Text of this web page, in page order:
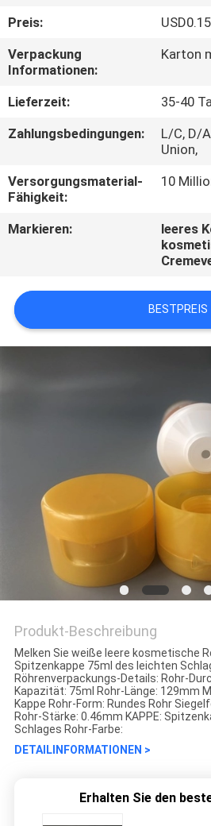
TRETEN
SIE
MIT
UNS
IN
VERBINDUNG
FORDERN
SIE
COMPANY
Preis:
Verpackung
Informationen:
Karton
Lieferzeit:
35-40
Zahlungsbedingungen:
L/C, D/
Union,
Versorgungsmaterial-
Fähigkeit:
10
Markieren: leeres
BESTPREIS
Produkt-Beschreibung
Melken Sie weiße leere kosmetische
Spitzenkappe 75ml des leichten
Röhrenverpackungs-Details: Rohr-
Kapazität: 75ml Rohr-Länge: 129mm
Kappe Rohr-Form: Rundes Rohr
Rohr-Stärke: 0.46mm KAPPE:
Schlages Rohr-Farbe:
DETAILINFORMATIONEN >
Erhalten Sie den